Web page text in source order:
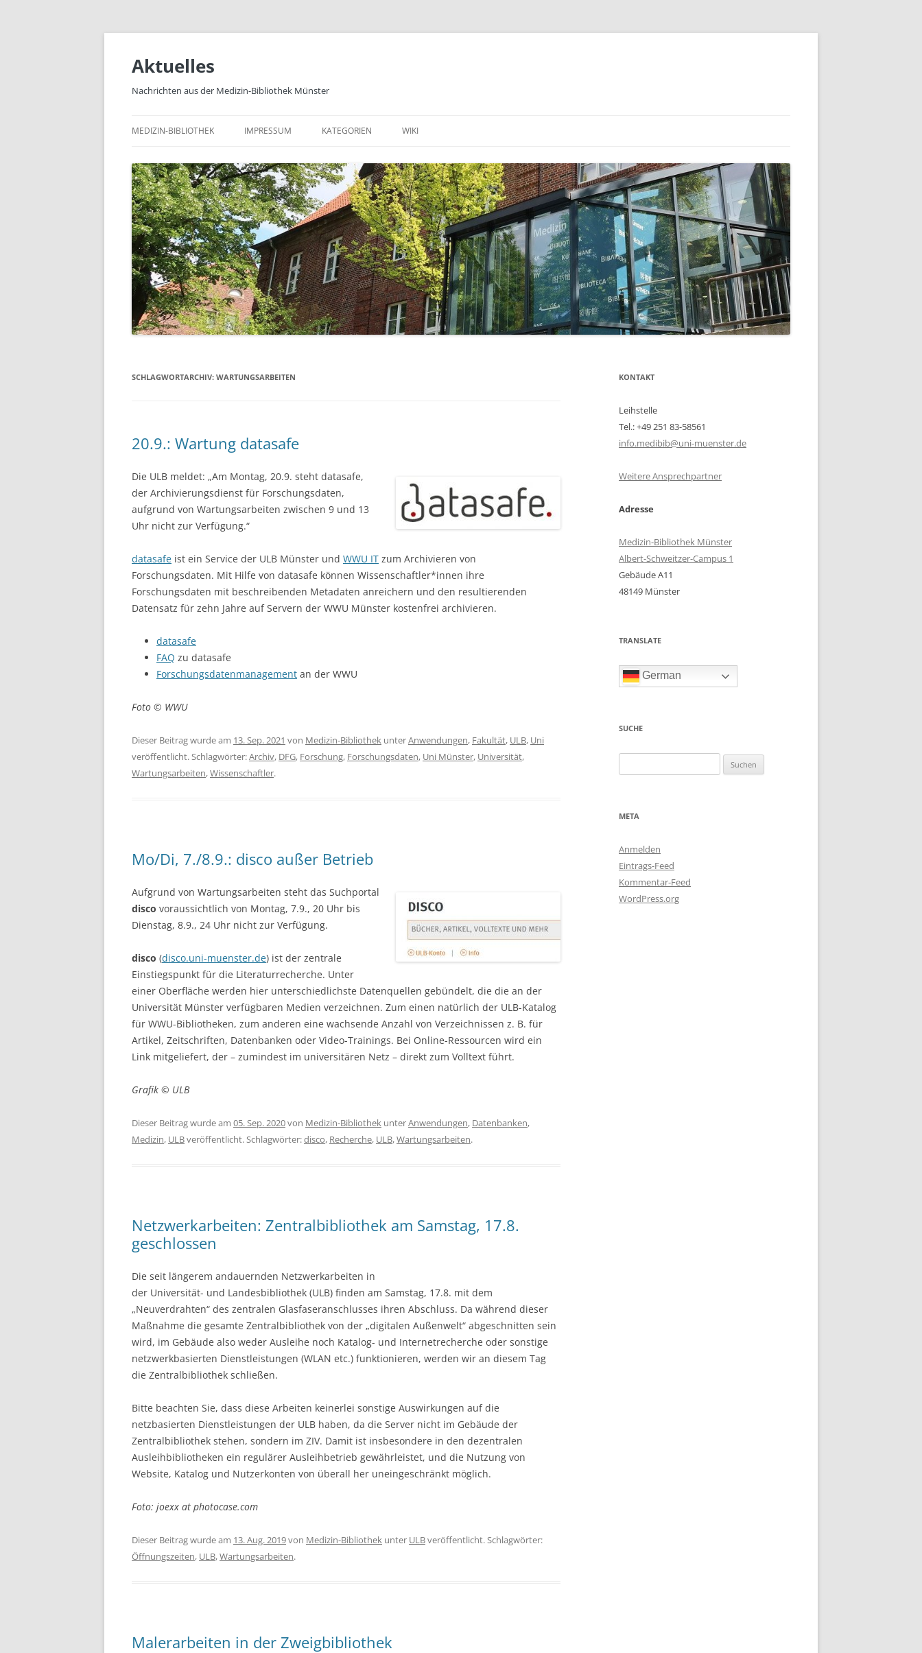
Zum
springen
Aktuelles
Nachrichten aus der Medizin-Bibliothek Münster
MEDIZIN-BIBLIOTHEK IMPRESSUM KATEGORIEN
BIBLIOTHEK
E-BOOKS
DATENBANKEN
MEDIZIN
TABLETS & SMARTPHONE
STUDIERENDE
WIKI
SCHLAGWORTARCHIV: WARTUNGSARBEITEN
20.9.: Wartung datasafe
Die ULB meldet: „Am Montag, 20.9. steht datasafe,
der Archivierungsdienst für Forschungsdaten,
aufgrund von Wartungsarbeiten zwischen 9 und 13
Uhr nicht zur Verfügung.“
datasafe ist ein Service der ULB Münster und WWU IT zum Archivieren von
Forschungsdaten. Mit Hilfe von datasafe können Wissenschaftler*innen ihre
Forschungsdaten mit beschreibenden Metadaten anreichern und den resultierenden
Datensatz für zehn Jahre auf Servern der WWU Münster kostenfrei archivieren.
datasafe
FAQ zu datasafe
Forschungsdatenmanagement an der WWU
Foto © WWU
Dieser Beitrag wurde am 13. Sep. 2021 von Medizin-Bibliothek unterAnwendungen, Fakultät, ULB, Uni
veröffentlicht. Schlagwörter:Archiv, DFG, Forschung, Forschungsdaten, Uni Münster, Universität,
Wartungsarbeiten,Wissenschaftler.
Mo/Di, 7./8.9.: disco außer Betrieb
Aufgrund von Wartungsarbeiten steht das Suchportal
disco voraussichtlich von Montag, 7.9., 20 Uhr bis
Dienstag, 8.9., 24 Uhr nicht zur Verfügung.
disco (disco.uni-muenster.de) ist der zentrale
Einstiegspunkt für die Literaturrecherche. Unter
einer Oberfläche werden hier unterschiedlichste Datenquellen gebündelt, die die an der
Universität Münster verfügbaren Medien verzeichnen. Zum einen natürlich der ULB-Katalog
für WWU-Bibliotheken, zum anderen eine wachsende Anzahl von Verzeichnissen z. B. für
Artikel, Zeitschriften, Datenbanken oder Video-Trainings. Bei Online-Ressourcen wird ein
Link mitgeliefert, der – zumindest im universitären Netz – direkt zum Volltext führt.
Grafik © ULB
Dieser Beitrag wurde am 05. Sep. 2020von Medizin-Bibliothek unterAnwendungen, Datenbanken,
Medizin, ULBveröffentlicht. Schlagwörter:disco, Recherche, ULB,Wartungsarbeiten.
Netzwerkarbeiten: Zentralbibliothek am Samstag, 17.8.
geschlossen
Die seit längerem andauernden Netzwerkarbeiten in
der Universität- und Landesbibliothek (ULB) finden am Samstag, 17.8. mit dem
„Neuverdrahten“ des zentralen Glasfaseranschlusses ihren Abschluss. Da während dieser
Maßnahme die gesamte Zentralbibliothek von der „digitalen Außenwelt“ abgeschnitten sein
wird, im Gebäude also weder Ausleihe noch Katalog- und Internetrecherche oder sonstige
netzwerkbasierten Dienstleistungen (WLAN etc.) funktionieren, werden wir an diesem Tag
die Zentralbibliothek schließen.
Bitte beachten Sie, dass diese Arbeiten keinerlei sonstige Auswirkungen auf die
netzbasierten Dienstleistungen der ULB haben, da die Server nicht im Gebäude der
Zentralbibliothek stehen, sondern im ZIV. Damit ist insbesondere in den dezentralen
Ausleihbibliotheken ein regulärer Ausleihbetrieb gewährleistet, und die Nutzung von
Website, Katalog und Nutzerkonten von überall her uneingeschränkt möglich.
Foto: joexx at photocase.com
Dieser Beitrag wurde am 13. Aug. 2019von Medizin-Bibliothek unter ULBveröffentlicht. Schlagwörter:
Öffnungszeiten, ULB,Wartungsarbeiten.
Malerarbeiten in der Zweigbibliothek
KONTAKT
Leihstelle
Tel.: +49 251 83-58561
info.medibib@uni-muenster.de
Weitere Ansprechpartner
Adresse
Medizin-Bibliothek Münster
Albert-Schweitzer-Campus 1
Gebäude A11
48149 Münster
TRANSLATE
German
SUCHE
nach:
META
Anmelden
Eintrags-Feed
Kommentar-Feed
WordPress.org